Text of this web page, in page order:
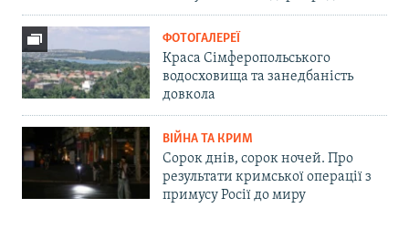
ФОТОГАЛЕРЕЇ
Краса Сімферопольського
водосховища та занедбаність
довкола
ВІЙНА ТА КРИМ
Сорок днів, сорок ночей. Про
результати кримської операції з
примусу Росії до миру